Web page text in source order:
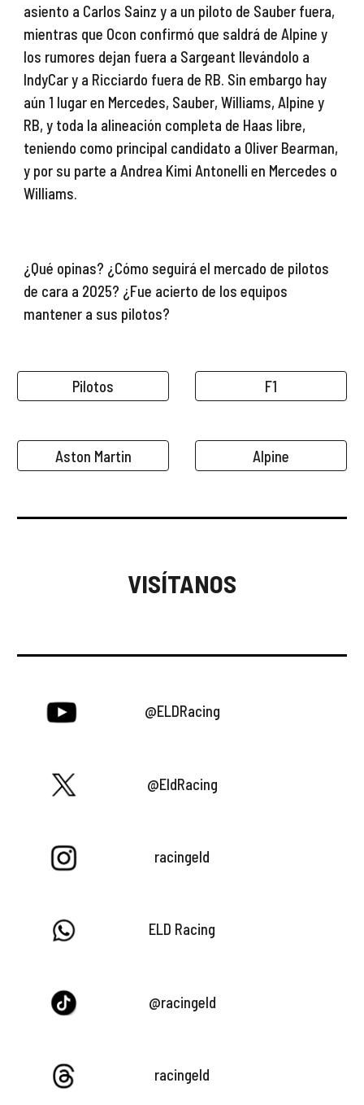
asiento a Carlos Sainz y a un piloto de Sauber fuera,
mientras que Ocon confirmó que saldrá de Alpine y
los rumores dejan fuera a Sargeant llevándolo a
IndyCar y a Ricciardo fuera de RB. Sin embargo hay
aún 1 lugar en Mercedes, Sauber, Williams, Alpine y
RB, y toda la alineación completa de Haas libre,
teniendo como principal candidato a Oliver Bearman,
y por su parte a Andrea Kimi Antonelli en Mercedes o
Williams.
¿Qué opinas? ¿Cómo seguirá el mercado de pilotos
de cara a 2025? ¿Fue acierto de los equipos
mantener a sus pilotos?
Pilotos F1
Aston Martin Alpine
VISÍTANOS
@ELDRacing
@EldRacing
racingeld
ELD Racing
@racingeld
racingeld